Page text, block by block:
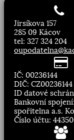
Jirsíkova 157
285 09 Kácov
tel: 327 324 204
IČ: 00236144
DIČ: CZ00236144
ID datové
Bankovní
spořitelna a.s.
Číslo účtu: